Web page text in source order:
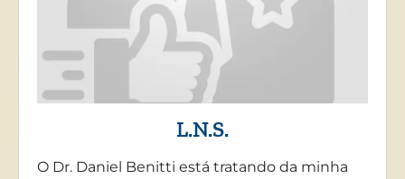
L.N.S.
O Dr. Daniel Benitti está tratando da minha